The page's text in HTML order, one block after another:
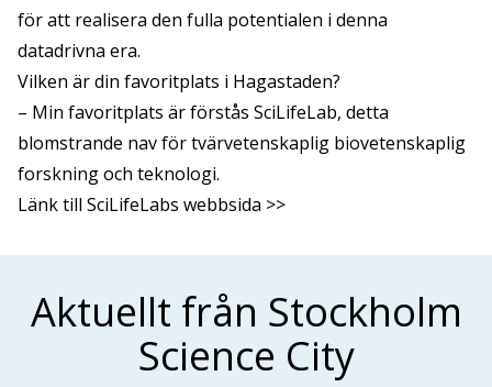
för att realisera den fulla potentialen i denna
datadrivna era.
Vilken är din favoritplats i Hagastaden?
– Min favoritplats är förstås SciLifeLab, detta
blomstrande nav för tvärvetenskaplig biovetenskaplig
forskning och teknologi.
Länk till SciLifeLabs webbsida >>
Aktuellt från Stockholm
Science City